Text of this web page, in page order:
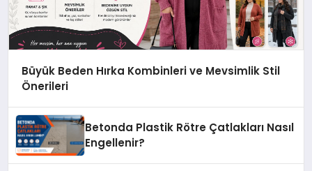
Büyük Beden Hırka Kombinleri ve Mevsimlik Stil
Önerileri
Betonda Plastik Rötre Çatlakları Nasıl
Engellenir?